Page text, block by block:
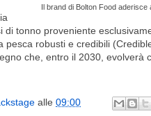
Il brand di Bolton Food
di tonno proveniente
pesca robusti e credibili
che, entro il 2030, evolverà
alle 09:00